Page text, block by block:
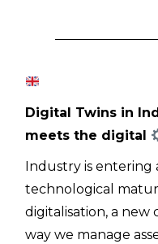
Digital Twins in
meets the digital
Industry is entering
technological
digitalisation, a new
way we manage